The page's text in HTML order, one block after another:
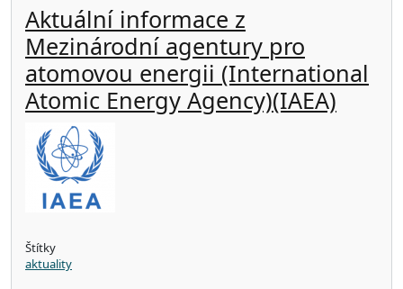
Aktuální informace z
Mezinárodní agentury pro
atomovou energii (International
Atomic Energy Agency)(IAEA)
Štítky
aktuality